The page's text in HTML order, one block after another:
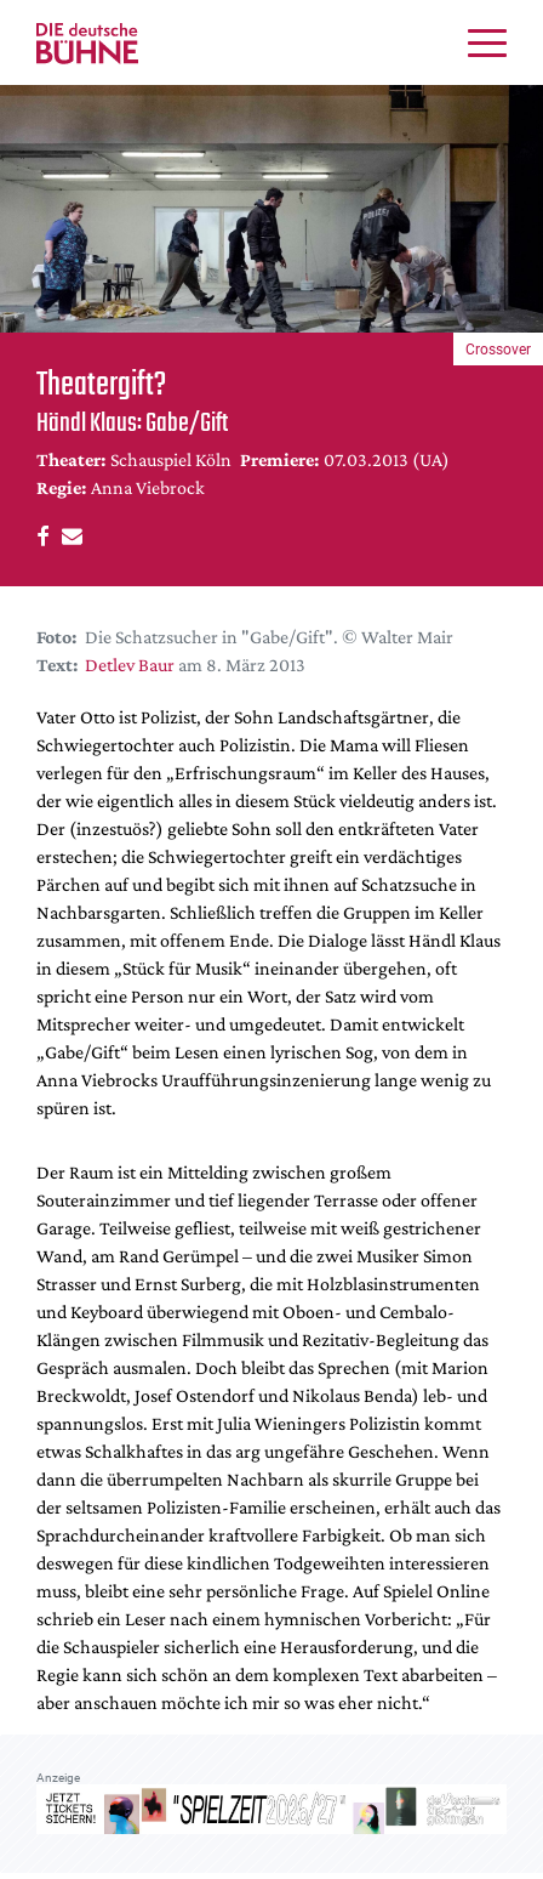
Kritiken
Schauspiel
Musiktheater
Tanz
Crossover
Bühnenwelt
Festivals & Veranstaltungen
Menschen & Theater
Themen
Internationales
Nachrufe
DdB-map
Premierensuche
Festival-Planer
Hefte
Alle Hefte
Leseproben
Podcast
Service
Shop / Abo
Newsletter
Redaktion
Autor:innen
Partner
Mediadaten
Theatergift?
Händl Klaus: Gabe/Gift
Theater: Schauspiel Köln Premiere: 07.03.2013 (UA)
Regie: Anna Viebrock
Crossover
Foto: Die Schatzsucher in "Gabe/Gift". © Walter Mair
Text: Detlev Baur am 8. März 2013
Vater Otto ist Polizist, der Sohn Landschaftsgärtner, die
Schwiegertochter auch Polizistin. Die Mama will Fliesen
verlegen für den „Erfrischungsraum“ im Keller des Hauses,
der wie eigentlich alles in diesem Stück vieldeutig anders ist.
Der (inzestuös?) geliebte Sohn soll den entkräfteten Vater
erstechen; die Schwiegertochter greift ein verdächtiges
Pärchen auf und begibt sich mit ihnen auf Schatzsuche in
Nachbarsgarten. Schließlich treffen die Gruppen im Keller
zusammen, mit offenem Ende. Die Dialoge lässt Händl Klaus
in diesem „Stück für Musik“ ineinander übergehen, oft
spricht eine Person nur ein Wort, der Satz wird vom
Mitsprecher weiter- und umgedeutet. Damit entwickelt
„Gabe/Gift“ beim Lesen einen lyrischen Sog, von dem in
Anna Viebrocks Uraufführungsinzenierung lange wenig zu
spüren ist.
Der Raum ist ein Mittelding zwischen großem
Souterainzimmer und tief liegender Terrasse oder offener
Garage. Teilweise gefliest, teilweise mit weiß gestrichener
Wand, am Rand Gerümpel – und die zwei Musiker Simon
Strasser und Ernst Surberg, die mit Holzblasinstrumenten
und Keyboard überwiegend mit Oboen- und Cembalo-
Klängen zwischen Filmmusik und Rezitativ-Begleitung das
Gespräch ausmalen. Doch bleibt das Sprechen (mit Marion
Breckwoldt, Josef Ostendorf und Nikolaus Benda) leb- und
spannungslos. Erst mit Julia Wieningers Polizistin kommt
etwas Schalkhaftes in das arg ungefähre Geschehen. Wenn
dann die überrumpelten Nachbarn als skurrile Gruppe bei
der seltsamen Polizisten-Familie erscheinen, erhält auch das
Sprachdurcheinander kraftvollere Farbigkeit. Ob man sich
deswegen für diese kindlichen Todgeweihten interessieren
muss, bleibt eine sehr persönliche Frage. Auf Spielel Online
schrieb ein Leser nach einem hymnischen Vorbericht: „Für
die Schauspieler sicherlich eine Herausforderung, und die
Regie kann sich schön an dem komplexen Text abarbeiten –
aber anschauen möchte ich mir so was eher nicht.“
Anzeige